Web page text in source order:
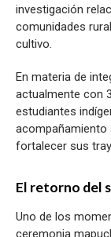
investigación
comunidades
cultivo.
En materia de
actualmente con
estudiantes
acompañamiento
fortalecer sus
El retorno del
Uno de los
ceremonia